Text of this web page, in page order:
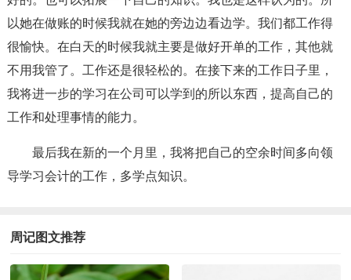
以她在做账的时候我就在她的旁边边看边学。我们都工作得
很愉快。在白天的时候我就主要是做好开单的工作，其他就
不用我管了。工作还是很轻松的。在接下来的工作日子里，
我将进一步的学习在公司可以学到的所以东西，提高自己的
工作和处理事情的能力。
最后我在新的一个月里，我将把自己的空余时间多向领
导学习会计的工作，多学点知识。
周记图文推荐